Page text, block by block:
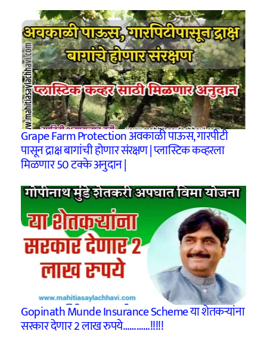
Grape Farm Protection अवकाळी पाऊस, गारपीटी
पासून द्राक्ष बागांची होणार संरक्षण | प्लास्टिक कव्हरला
मिळणार 50 टक्के अनुदान |
Gopinath Munde Insurance Scheme या शेतकऱ्यांना
सरकार देणार 2 लाख रुपये…………!!!!!